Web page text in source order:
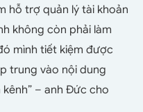
hỗ trợ quản lý tài khoản
không còn phải làm
mình tiết kiệm được
trung vào nội dung
– anh Đức cho